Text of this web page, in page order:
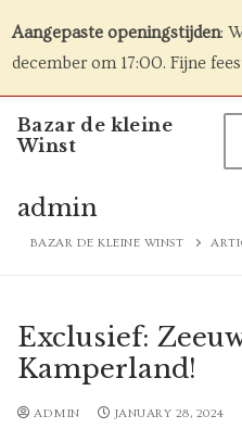
Aangepaste openingstijden:
december om 17:00. Fijne
Bazar de kleine
Winst
admin
BAZAR DE KLEINE WINST
Exclusief:
Kamperland!
ADMIN JANUARY 28, 2024